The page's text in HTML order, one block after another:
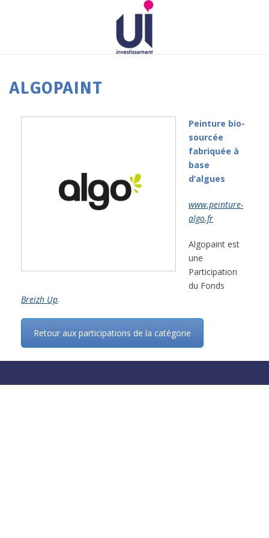
ALGOPAINT
Peinture bio-
sourcée
fabriquée à
base
d’algues
www.peinture-
algo.fr
Algopaint est
une
Participation
du Fonds
Breizh Up.
Retour aux participations de la catégorie